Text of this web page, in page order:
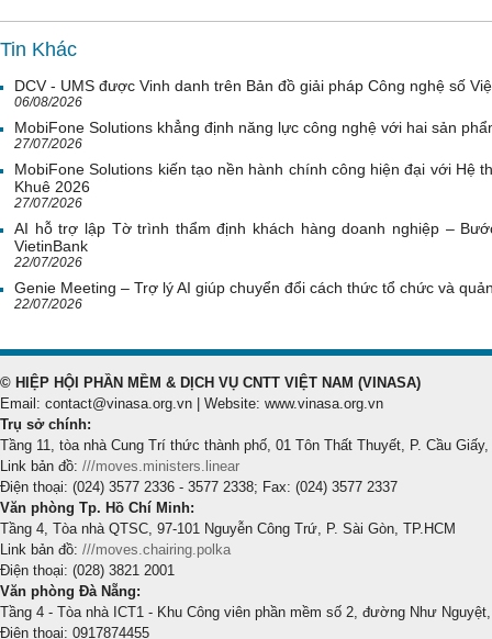
Tin Khác
DCV - UMS được Vinh danh trên Bản đồ giải pháp Công nghệ số
06/08/2026
MobiFone Solutions khẳng định năng lực công nghệ với hai sản
27/07/2026
MobiFone Solutions kiến tạo nền hành chính công hiện đại với Hệ
Khuê 2026
27/07/2026
AI hỗ trợ lập Tờ trình thẩm định khách hàng doanh nghiệp –
VietinBank
22/07/2026
Genie Meeting – Trợ lý AI giúp chuyển đổi cách thức tổ chức và
22/07/2026
© HIỆP HỘI PHẦN MỀM & DỊCH VỤ CNTT VIỆT NAM (VINASA)
Email: contact@vinasa.org.vn | Website: www.vinasa.org.vn
Trụ sở chính:
Tầng 11, tòa nhà Cung Trí thức thành phố, 01 Tôn Thất Thuyết, P. Cầu Giấy,
Link bản đồ: ///moves.ministers.linear
Điện thoại: (024) 3577 2336 - 3577 2338; Fax: (024) 3577 2337
Văn phòng Tp. Hồ Chí Minh:
Tầng 4, Tòa nhà QTSC, 97-101 Nguyễn Công Trứ, P. Sài Gòn, TP.HCM
Link bản đồ: ///moves.chairing.polka
Điện thoại: (028) 3821 2001
Văn phòng Đà Nẵng:
Tầng 4 - Tòa nhà ICT1 - Khu Công viên phần mềm số 2, đường Như
Điện thoại: 0917874455